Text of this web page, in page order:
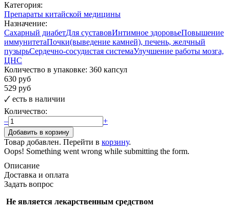
Категория:
Препараты китайской медицины
Назначение:
Cахарный диабетДля суставовИнтимное здоровьеПовышение
иммунитетаПочки(выведение камней), печень, желчный
пузырьСердечно-сосудистая системаУлучшение работы мозга,
ЦНС
Количество в упаковке: 360 капсул
630 руб
529 руб
🗸 есть в наличии
Количество:
–
+
Товар добавлен. Перейти в корзину.
Oops! Something went wrong while submitting the form.
Описание
Доставка и оплата
Задать вопрос
Не является лекарственным средством